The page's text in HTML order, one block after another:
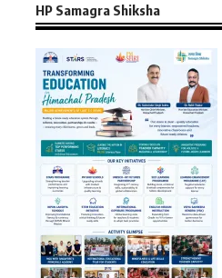
HP Samagra Shiksha